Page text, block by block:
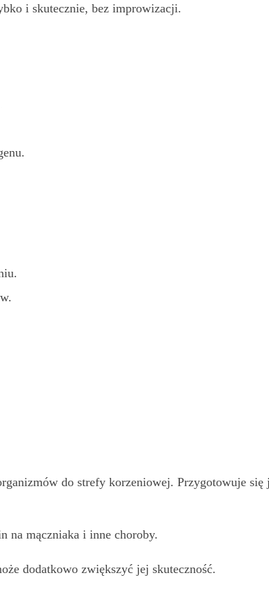
i skutecznie, bez improwizacji.
do strefy korzeniowej. Przygotowuje
na mączniaka i inne choroby.
dodatkowo zwiększyć jej skuteczność.